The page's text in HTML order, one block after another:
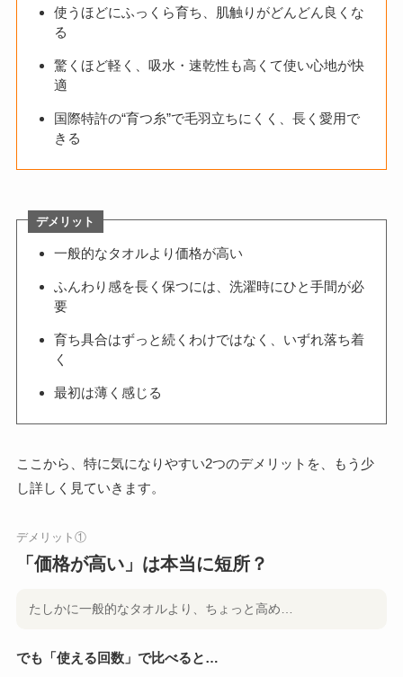
使うほどにふっくら育ち、肌触りがどんどん良くな
る
驚くほど軽く、吸水・速乾性も高くて使い心地が快
適
国際特許の“育つ糸”で毛羽立ちにくく、長く愛用で
きる
デメリット
一般的なタオルより価格が高い
ふんわり感を長く保つには、洗濯時にひと手間が必
要
育ち具合はずっと続くわけではなく、いずれ落ち着
く
最初は薄く感じる
ここから、特に気になりやすい2つのデメリットを、もう少
し詳しく見ていきます。
デメリット①
「価格が高い」は本当に短所？
たしかに一般的なタオルより、ちょっと高め…
でも「使える回数」で比べると…